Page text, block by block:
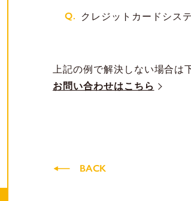
Q. クレジットカードシス
上記の例で解決しない場合は
お問い合わせはこちら
BACK